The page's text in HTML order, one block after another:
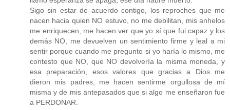
Sigo sin estar de acuerdo contigo, los reproches que me
nacen hacia quien NO estuvo, no me debilitan, mis anhelos
me enriquecen, me hacen ver que yo sí que fui capaz y los
demás NO, me devuelven un sentimiento firme y leal a mi
sentir porque cuando me pregunto si yo haría lo mismo, me
contesto que NO, que NO devolvería la misma moneda, y
esa preparación, esos valores que gracias a Dios me
dieron mis padres, me hacen sentirme orgullosa de mí
misma y de mis antepasados que si algo me enseñaron fue
a PERDONAR.